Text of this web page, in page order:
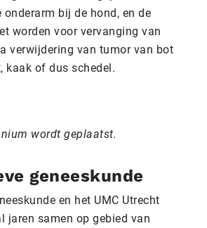
onderarm bij de hond, en de
worden voor vervanging van
verwijdering van tumor van bot
kaak of dus schedel.
wordt geplaatst.
geneeskunde
en het UMC Utrecht
jaren samen op gebied van